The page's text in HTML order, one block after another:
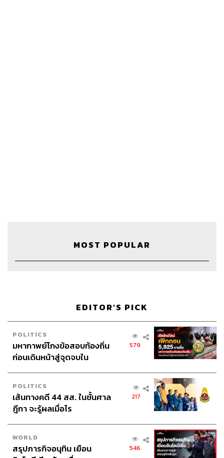
Credits
Show Creator นครินทร์ วนกิจไพบูลย์
Head of The Secret Sauce ปณชัย อารีเพิ่มพร
MOST POPULAR
EDITOR'S PICK
POLITICS
มหากาพย์โกงข้อสอบท้องถิ่น
ก่อนเดินหน้าสู่จุดจบใน
579
POLITICS
เส้นทางคดี 44 สส. ในชั้นศาล
ฎีกา จะรู้ผลเมื่อไร
217
WORLD
สรุปภารกิจอนุทิน เยือน
546